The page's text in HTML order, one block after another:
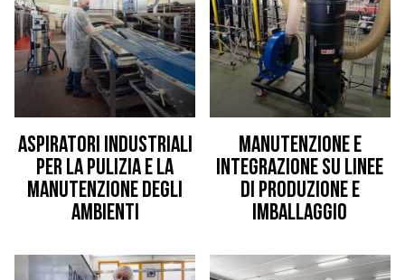
Aspiratori industriali
per la pulizia e la
manutenzione degli
ambienti
Manutenzione e
integrazione su linee
di produzione e
imballaggio